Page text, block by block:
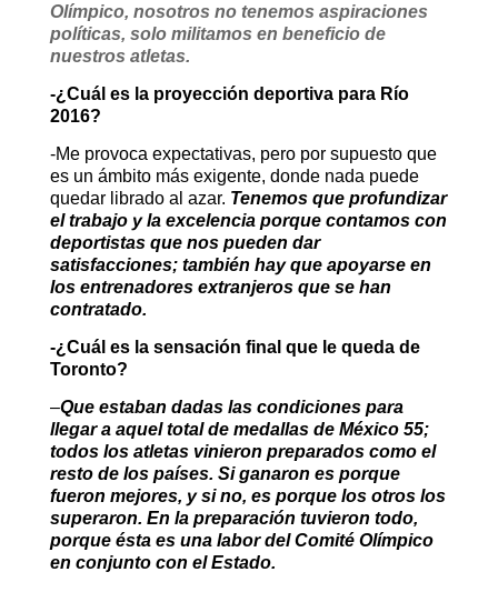
Olímpico, nosotros no tenemos aspiraciones
políticas, solo militamos en beneficio de
nuestros atletas.
-¿Cuál es la proyección deportiva para Río
2016?
-Me provoca expectativas, pero por supuesto que
es un ámbito más exigente, donde nada puede
quedar librado al azar. Tenemos que profundizar
el trabajo y la excelencia porque contamos con
deportistas que nos pueden dar
satisfacciones; también hay que apoyarse en
los entrenadores extranjeros que se han
contratado.
-¿Cuál es la sensación final que le queda de
Toronto?
–Que estaban dadas las condiciones para
llegar a aquel total de medallas de México 55;
todos los atletas vinieron preparados como el
resto de los países. Si ganaron es porque
fueron mejores, y si no, es porque los otros los
superaron. En la preparación tuvieron todo,
porque ésta es una labor del Comité Olímpico
en conjunto con el Estado.